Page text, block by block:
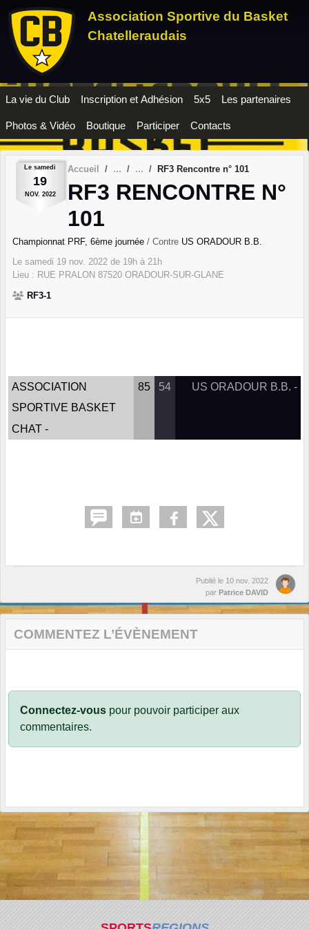
Association Sportive du Basket
Chatelleraudais
La vie du Club Inscription et Adhésion 5x5 Les partenaires
Photos & Vidéo Boutique Participer Contacts
Le samedi
19
NOV. 2022
Accueil RF3 Rencontre n° 101
RF3 RENCONTRE N°
101
Championnat PRF, 6ème journée / Contre US ORADOUR B.B.
Le samedi 19 nov. 2022 de 19h à 21h
Lieu : RUE PRALON 87520 ORADOUR-SUR-GLANE
RF3-1
ASSOCIATION
SPORTIVE BASKET
CHAT -
85 54 US ORADOUR B.B. -
Publié le 10 nov. 2022
par Patrice DAVID
COMMENTEZ L’ÉVÈNEMENT
Connectez-vous pour pouvoir participer aux
commentaires.
Panneau de gestion des cookies